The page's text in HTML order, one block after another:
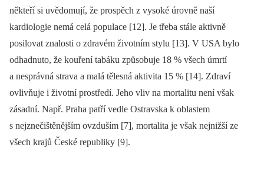
někteří si uvědomují, že prospěch z vysoké úrovně naší
kardiologie nemá celá populace [12]. Je třeba stále aktivně
posilovat znalosti o zdravém životním stylu [13]. V USA bylo
odhadnuto, že kouření tabáku způsobuje 18 % všech úmrtí
a nesprávná strava a malá tělesná aktivita 15 % [14]. Zdraví
ovlivňuje i životní prostředí. Jeho vliv na mortalitu není však
zásadní. Např. Praha patří vedle Ostravska k oblastem
s nejznečištěnějším ovzduším [7], mortalita je však nejnižší ze
všech krajů České republiky [9].